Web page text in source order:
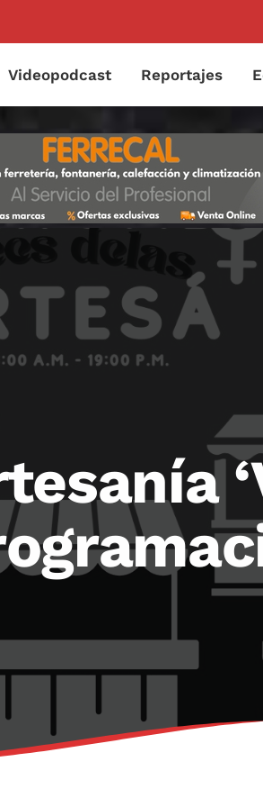
Videopodcast Reportajes